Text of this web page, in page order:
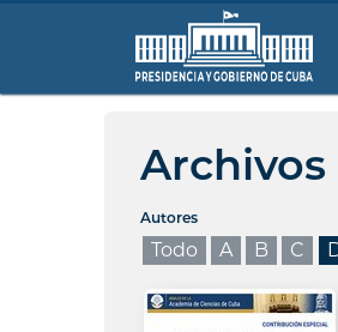
Autores
Todo A B C